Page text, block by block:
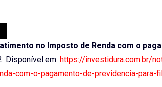
no Imposto de Renda com o
Disponível em: https://investidura.com.br/
com-o-pagamento-de-previdencia-para-